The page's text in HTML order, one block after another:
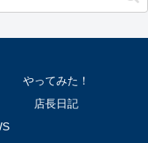
やってみた！
店長日記